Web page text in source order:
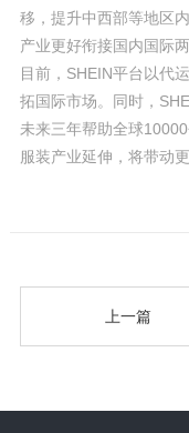
移，提升中西部等地区
产业更好衔接国内国际两
目前，SHEIN平台以代
拓国际市场。同时，
未来三年帮助全球
服装产业延伸，将带动
上一篇